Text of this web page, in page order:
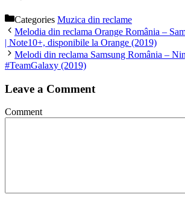
Categories Muzica din reclame
Melodia din reclama Orange România –
| Note10+, disponibile la Orange (2019)
Melodi din reclama Samsung România –
#TeamGalaxy (2019)
Leave a Comment
Comment